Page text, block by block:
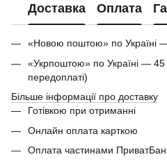
Доставка Оплата
«Новою поштою» по Україні —
«Укрпоштою» по Україні —
передоплаті)
Більше інформації про доставку
Готівкою при отриманні
Онлайн оплата карткою
Оплата частинами